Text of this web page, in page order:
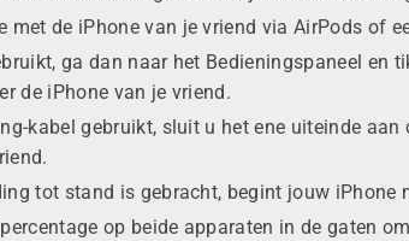
met de iPhone van je vriend via AirPods of
ga dan naar het Bedieningspaneel en
de iPhone van je vriend.
kabel gebruikt, sluit u het ene uiteinde
tot stand is gebracht, begint jouw iPhone
op beide apparaten in de gaten